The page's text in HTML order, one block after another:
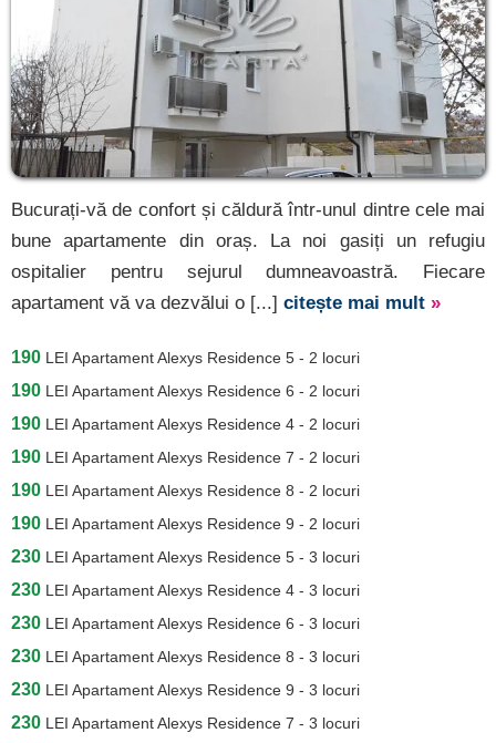
Bucurați-vă de confort și căldură într-unul dintre cele mai
bune apartamente din oraș. La noi gasiți un refugiu
ospitalier pentru sejurul dumneavoastră. Fiecare
apartament vă va dezvălui o [...] citește mai mult »
190 LEI Apartament Alexys Residence 5 - 2 locuri
190 LEI Apartament Alexys Residence 6 - 2 locuri
190 LEI Apartament Alexys Residence 4 - 2 locuri
190 LEI Apartament Alexys Residence 7 - 2 locuri
190 LEI Apartament Alexys Residence 8 - 2 locuri
190 LEI Apartament Alexys Residence 9 - 2 locuri
230 LEI Apartament Alexys Residence 5 - 3 locuri
230 LEI Apartament Alexys Residence 4 - 3 locuri
230 LEI Apartament Alexys Residence 6 - 3 locuri
230 LEI Apartament Alexys Residence 8 - 3 locuri
230 LEI Apartament Alexys Residence 9 - 3 locuri
230 LEI Apartament Alexys Residence 7 - 3 locuri